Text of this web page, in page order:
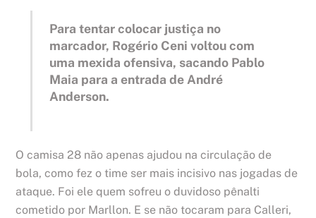
Para tentar colocar justiça no
marcador, Rogério Ceni voltou com
uma mexida ofensiva, sacando Pablo
Maia para a entrada de André
Anderson.
O camisa 28 não apenas ajudou na circulação de
bola, como fez o time ser mais incisivo nas jogadas de
ataque. Foi ele quem sofreu o duvidoso pênalti
cometido por Marllon. E se não tocaram para Calleri,